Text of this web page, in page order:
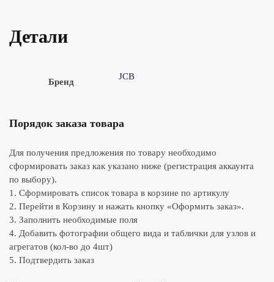
Детали
Бренд
JCB
Порядок заказа товара
Для получения предложения по товару необходимо
сформировать заказ как указано ниже (регистрация аккаунта
по выбору).
1. Сформировать список товара в корзине по артикулу
2. Перейти в Корзину и нажать кнопку «Оформить заказ».
3. Заполнить необходимые поля
4. Добавить фотографии общего вида и таблички для узлов и
агрегатов (кол-во до 4шт)
5. Подтвердить заказ